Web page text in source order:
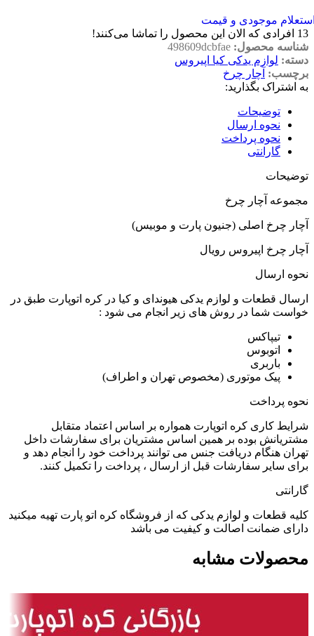
موجودی و قیمت
13 افرادی که الان این محصول را تماشا می‌کنند!
شناسه محصول: 498609dcbfae
دسته: لوازم یدکی کیا اپیروس
برچسب: آچار چرخ
به اشتراک بگذارید:
توضیحات
نحوه ارسال
نحوه پرداخت
گارانتی
توضیحات
مجموعه آچار چرخ
آچار چرخ اصلی (جنیون پارت و موبیس)
آچار چرخ اپیروس رویال
نحوه ارسال
ارسال قطعات و لوازم یدکی هیوندای و کیا در کره اتوپارت طبق در
خواست شما در روش های زیر انجام می شود :
تیپاکس
اتوبوس
باربری
پیک موتوری (مخصوص تهران و اطراف)
نحوه پرداخت
شرایط کاری کره اتوپارت همواره بر اساس اعتماد متقابل
مشتریانش بوده بر همین اساس مشتریان برای سفارشات داخل
تهران هنگام دریافت جنس می توانند پرداخت خود را انجام دهد و
برای سایر سفارشات قبل از ارسال ، پرداخت را تکمیل کنند.
گارانتی
کلیه قطعات و لوازم یدکی که از فروشگاه کره اتو پارت تهیه میکنید
دارای ضمانت اصالت و کیفیت می باشد
محصولات مشابه